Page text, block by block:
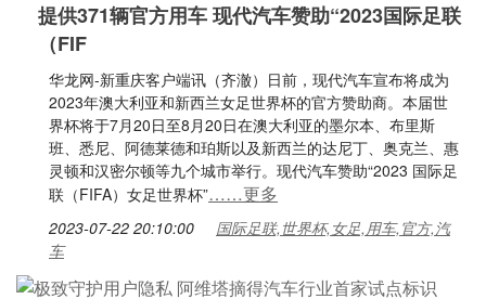
提供371辆官方用车 现代汽车赞助“2023国际足联
（FIF
华龙网-新重庆客户端讯（齐澈）日前，现代汽车宣布将成为
2023年澳大利亚和新西兰女足世界杯的官方赞助商。本届世
界杯将于7月20日至8月20日在澳大利亚的墨尔本、布里斯
班、悉尼、阿德莱德和珀斯以及新西兰的达尼丁、奥克兰、惠
灵顿和汉密尔顿等九个城市举行。现代汽车赞助“2023 国际足
联（FIFA）女足世界杯”……更多
2023-07-22 20:10:00
国际足联,世界杯,女足,用车,官方,汽
车